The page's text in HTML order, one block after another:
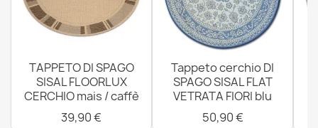
Tappeto TIMO 5979 SISAL all'aperto beige - PRODOTTO
DI SECONDO GRADO
82,90 €
TAPPETO DI SPAGO
SISAL FLOORLUX
CERCHIO mais / caffè
39,90 €
Tappeto cerchio DI
SPAGO SISAL FLAT
VETRATA FIORI blu
50,90 €